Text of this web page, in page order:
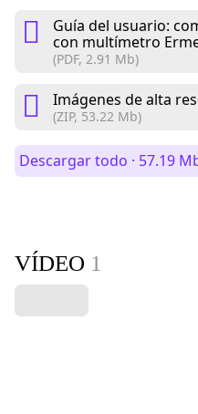
Guía del usuario:
con multímetro
(PDF, 2.91 Mb)
Imágenes de alta
(ZIP, 53.22 Mb)
Descargar todo · 57.19
VÍDEO 1